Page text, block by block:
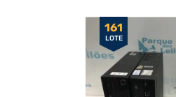
161
LOTE